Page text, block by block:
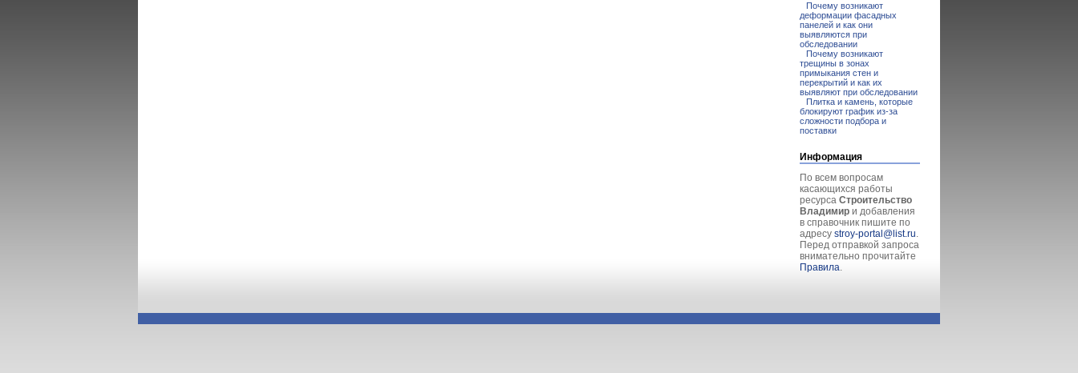
Почему возникают
деформации фасадных
панелей и как они
выявляются при
обследовании
Почему возникают
трещины в зонах
примыкания стен и
перекрытий и как их
выявляют при обследовании
Плитка и камень, которые
блокируют график из-за
сложности подбора и
поставки
Информация
По всем вопросам
касающихся работы
ресурса Строительство
Владимир и добавления
в справочник пишите по
адресу stroy-portal@list.ru.
Перед отправкой запроса
внимательно прочитайте
Правила.